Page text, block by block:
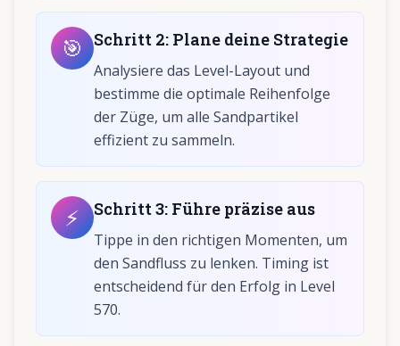
🎯 Schritt 2: Plane deine Strategie
Analysiere das Level-Layout und
bestimme die optimale Reihenfolge
der Züge, um alle Sandpartikel
effizient zu sammeln.
⚡ Schritt3: Führe präzise aus
Tippe in den richtigen Momenten, um
den Sandfluss zu lenken. Timing ist
entscheidend für den Erfolg in Level
570.